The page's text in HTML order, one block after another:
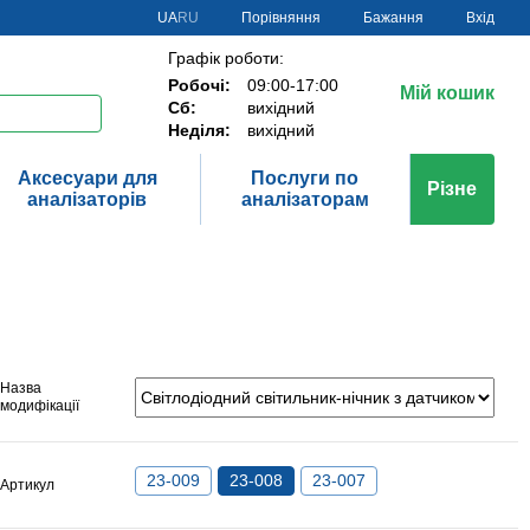
UARU Порівняння Бажання Вхід
Графік роботи:
Робочі:
09:00-17:00
Сб:
вихідний
Неділя:
вихідний
Мій кошик
Аксесуари для
аналізаторів
Послуги по
аналізаторам
Різне
Назва
модифікації
Артикул 23-009 23-008 23-007